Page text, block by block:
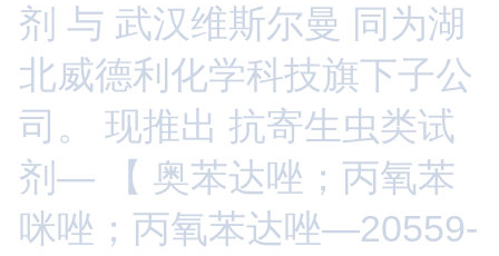
剂 与 武汉维斯尔曼 同为湖
北威德利化学科技旗下子公
司。 现推出 抗寄生虫类试
剂— 【 奥苯达唑；丙氧苯
咪唑；丙氧苯达唑—20559-